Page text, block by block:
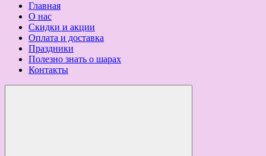
Главная
О нас
Скидки и акции
Оплата и доставка
Праздники
Полезно знать о шарах
Контакты